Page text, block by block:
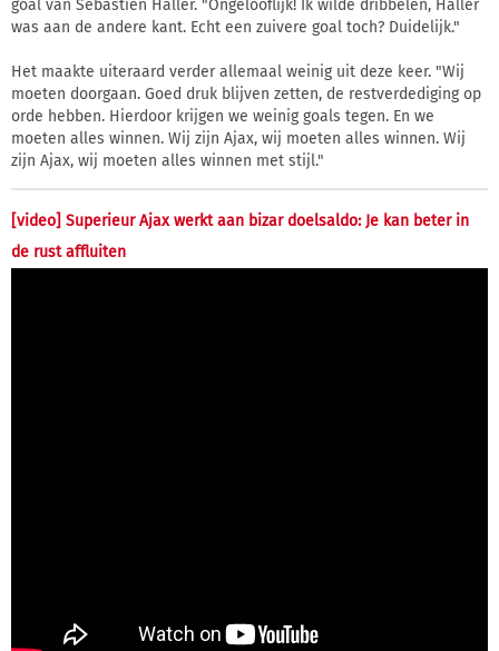
goal van Sébastien Haller. "Ongelooflijk! Ik wilde dribbelen, Haller
was aan de andere kant. Echt een zuivere goal toch? Duidelijk."
Het maakte uiteraard verder allemaal weinig uit deze keer. "Wij
moeten doorgaan. Goed druk blijven zetten, de restverdediging op
orde hebben. Hierdoor krijgen we weinig goals tegen. En we
moeten alles winnen. Wij zijn Ajax, wij moeten alles winnen. Wij
zijn Ajax, wij moeten alles winnen met stijl."
[video] Superieur Ajax werkt aan bizar doelsaldo: Je kan beter in
de rust affluiten